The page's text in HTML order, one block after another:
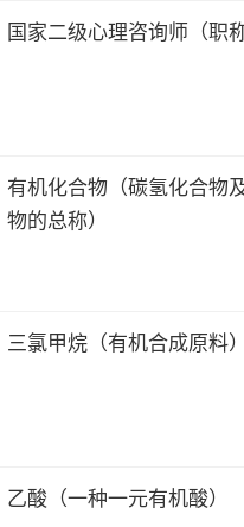
国家二级心理咨询师（职称
有机化合物（碳氢化合物
物的总称）
三氯甲烷（有机合成原料）
乙酸（一种一元有机酸）